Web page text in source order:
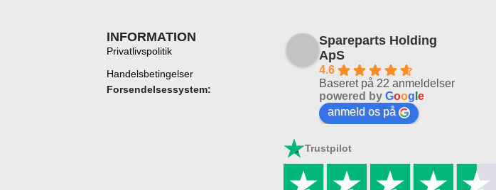
INFORMATION
Privatlivspolitik
Handelsbetingelser
Forsendelsessystem:
Spareparts Holding
ApS
4.6
Baseret på 22 anmeldelser
powered byGoog le
anmeld os på
Trustpilot